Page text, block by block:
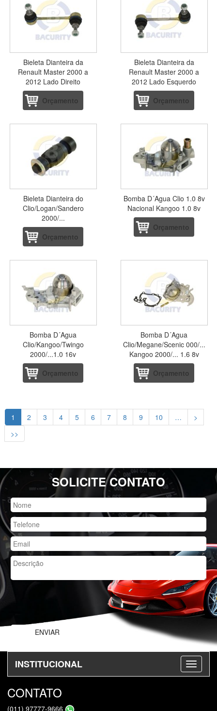
Bieleta Dianteira da
Renault Master 2000 a
2012 Lado Direito
Orçamento
Bieleta Dianteira da
Renault Master 2000 a
2012 Lado Esquerdo
Orçamento
Bieleta Dianteira do
Clio/Logan/Sandero
2000/...
Orçamento
Bomba D´Agua Clio 1.0 8v
Nacional Kangoo 1.0 8v
Orçamento
Bomba D´Agua
Clio/Kangoo/Twingo
2000/...1.0 16v
Orçamento
Bomba D´Agua
Clio/Megane/Scenic 000/...
Kangoo 2000/... 1.6 8v
Orçamento
1 2 3 4 5 6 7 8 9 10 …
>
>>
SOLICITE CONTATO
INSTITUCIONAL
CONTATO
(011) 97777-9666